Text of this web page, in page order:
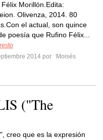
Félix Morillón.Edita:
Olivenza, 2014. 80
el actual, son quince
poesía que Rufino Félix...
2014 por
Moisés
("The
creo que es la expresión